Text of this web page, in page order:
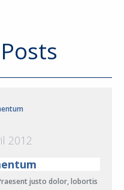
2012
justo dolor, lobortis